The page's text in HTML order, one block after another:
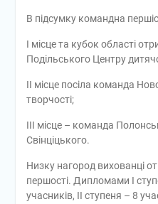
В підсумку командна
I місце та кубок області
Подільського Центру
II місце посіла команда
творчості;
III місце – команда
Свінціцького.
Низку нагород вихованці
першості. Дипломами І
учасників, ІІ ступеня – 8